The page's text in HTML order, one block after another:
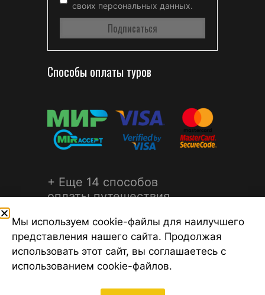
своих персональных данных.
Способы оплаты туров
+ Еще 14 способов
оплаты путешествия
©2026 Турагентство Турсфера - Поиск туров от надежных
Мы используем cookie-файлы для наилучшего
представления нашего сайта. Продолжая
использовать этот сайт, вы соглашаетесь с
использованием cookie-файлов.